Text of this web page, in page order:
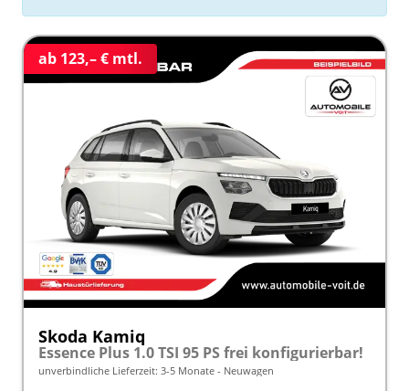
ab 123,– € mtl.
Skoda Kamiq
Essence Plus 1.0 TSI 95 PS frei konfigurierbar!
unverbindliche Lieferzeit: 3-5 Monate Neuwagen